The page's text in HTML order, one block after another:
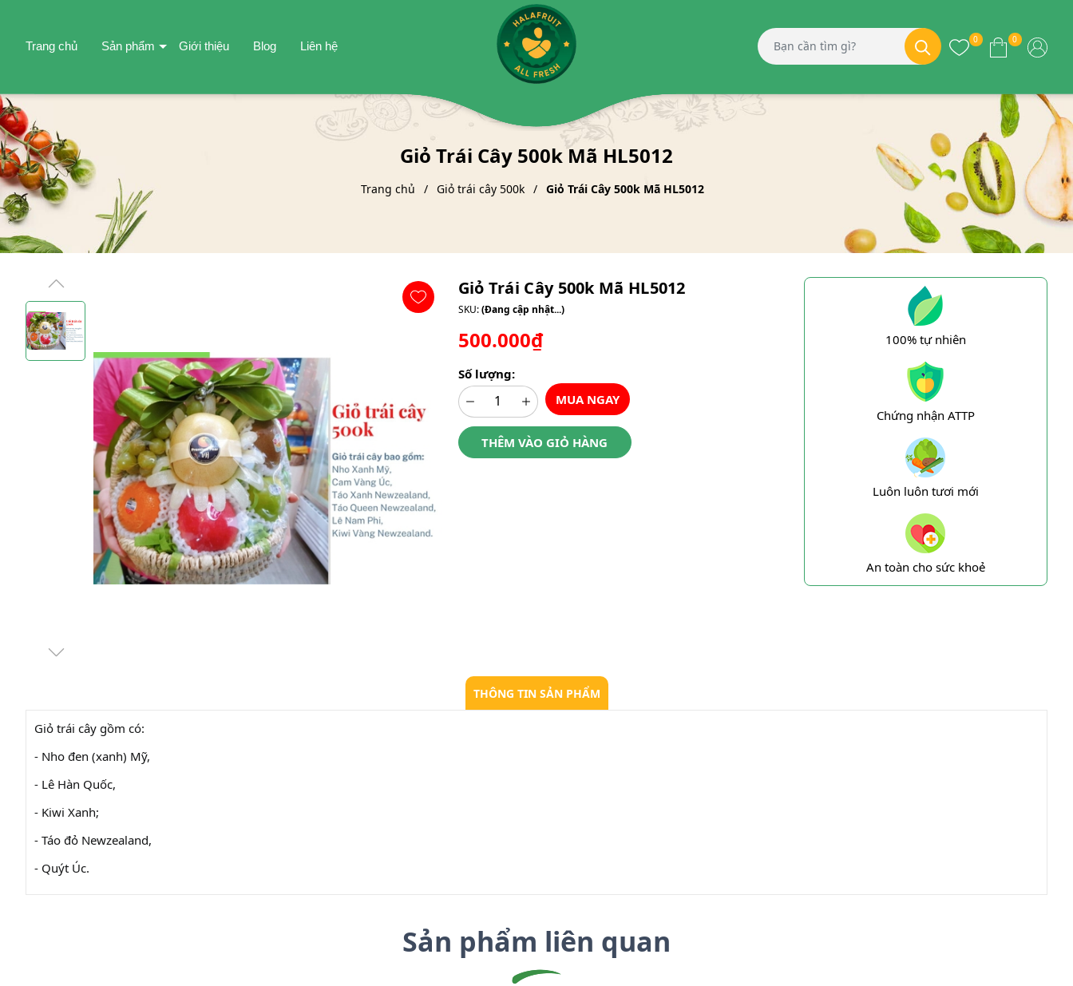
Trang chủ Sản phẩm Giới thiệu Blog Liên hệ 0 0
Giỏ Trái Cây 500k Mã HL5012
Trang chủ Giỏ trái cây 500k Giỏ Trái Cây 500k Mã HL5012
Giỏ Trái Cây 500k Mã HL5012
SKU:(Đang cập nhật...)
500.000₫
Số lượng:
MUA NGAY
THÊM VÀO GIỎ HÀNG
100% tự nhiên
Chứng nhận ATTP
Luôn luôn tươi mới
An toàn cho sức khoẻ
THÔNG TIN SẢN PHẨM
Giỏ trái cây gồm có:
- Nho đen (xanh) Mỹ,
- Lê Hàn Quốc,
- Kiwi Xanh;
- Táo đỏ Newzealand,
- Quýt Úc.
Sản phẩm liên quan